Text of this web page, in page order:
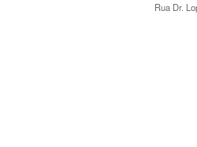
Rua Dr.